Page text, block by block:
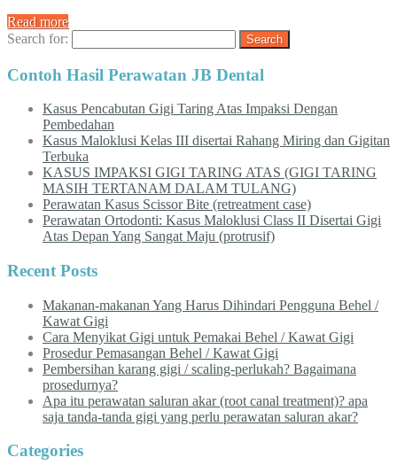
Read more
Search for:
Contoh Hasil Perawatan JB Dental
Kasus Pencabutan Gigi Taring Atas Impaksi Dengan
Pembedahan
Kasus Maloklusi Kelas III disertai Rahang Miring dan Gigitan
Terbuka
KASUS IMPAKSI GIGI TARING ATAS (GIGI TARING
MASIH TERTANAM DALAM TULANG)
Perawatan Kasus Scissor Bite (retreatment case)
Perawatan Ortodonti: Kasus Maloklusi Class II Disertai Gigi
Atas Depan Yang Sangat Maju (protrusif)
Recent Posts
Makanan-makanan Yang Harus Dihindari Pengguna Behel /
Kawat Gigi
Cara Menyikat Gigi untuk Pemakai Behel / Kawat Gigi
Prosedur Pemasangan Behel / Kawat Gigi
Pembersihan karang gigi / scaling-perlukah? Bagaimana
prosedurnya?
Apa itu perawatan saluran akar (root canal treatment)? apa
saja tanda-tanda gigi yang perlu perawatan saluran akar?
Categories